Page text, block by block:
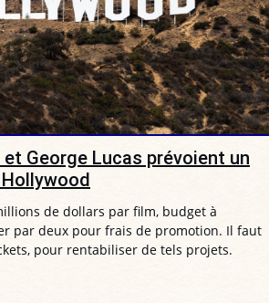
George Lucas prévoient un
de dollars par film, budget à
par deux pour frais de promotion. Il faut
pour rentabiliser de tels projets.